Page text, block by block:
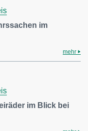
im
mehr
im Blick bei